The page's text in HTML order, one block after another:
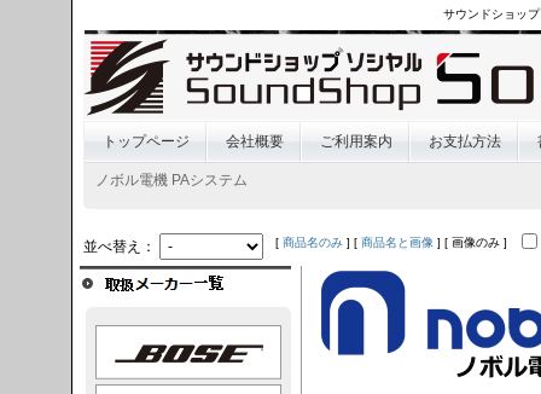
サウンドショッ
トップページ 会社概要 ご利用案内 お支払方法
ノボル電機 PAシステム
並べ替え： [ 商品名のみ ] [ 商品名と画像 ] [ 画像のみ ]